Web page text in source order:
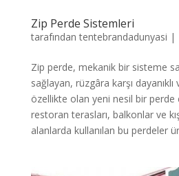
Zip Perde Sistemleri
tarafındantentebrandadunyasi |
Zip perde, mekanik bir sisteme
sağlayan, rüzgâra karşı
özellikte olan yeni nesil bir perde
restoran terasları, balkonlar ve
alanlarda kullanılan bu perdeler